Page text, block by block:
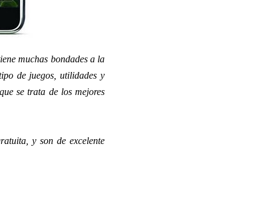
muchas bondades a la
de juegos, utilidades y
se trata de los mejores
y son de excelente